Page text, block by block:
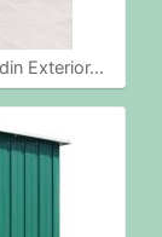
Exterior…